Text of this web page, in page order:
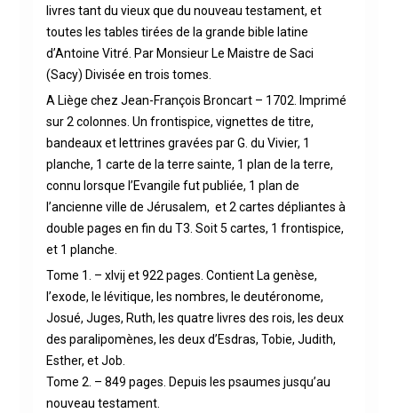
livres tant du vieux que du nouveau testament, et
toutes les tables tirées de la grande bible latine
d’Antoine Vitré. Par Monsieur Le Maistre de Saci
(Sacy) Divisée en trois tomes.
A Liège chez Jean-François Broncart – 1702. Imprimé
sur 2 colonnes. Un frontispice, vignettes de titre,
bandeaux et lettrines gravées par G. du Vivier, 1
planche, 1 carte de la terre sainte, 1 plan de la terre,
connu lorsque l’Evangile fut publiée, 1 plan de
l’ancienne ville de Jérusalem, et 2 cartes dépliantes à
double pages en fin du T3. Soit 5 cartes, 1 frontispice,
et 1 planche.
Tome 1. – xlvij et 922 pages. Contient La genèse,
l’exode, le lévitique, les nombres, le deutéronome,
Josué, Juges, Ruth, les quatre livres des rois, les deux
des paralipomènes, les deux d’Esdras, Tobie, Judith,
Esther, et Job.
Tome 2. – 849 pages. Depuis les psaumes jusqu’au
nouveau testament.